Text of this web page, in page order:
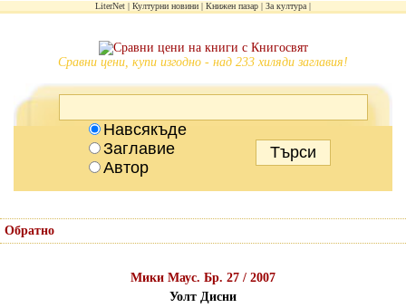
LiterNet Културни новини Книжен пазар За култура
Сравни цени, купи изгодно - над 233 хиляди заглавия!
Навсякъде
Заглавие
Автор
Обратно
Мики Маус. Бр. 27 / 2007
Уолт Дисни